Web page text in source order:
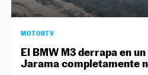
MOTORTV
El BMW M3 derrapa en
Jarama completamente